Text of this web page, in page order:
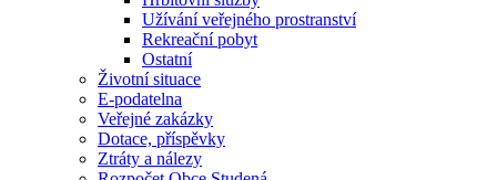
Užívání veřejného prostranství
Rekreační pobyt
Ostatní
Životní situace
E-podatelna
Veřejné zakázky
Dotace, příspěvky
Ztráty a nálezy